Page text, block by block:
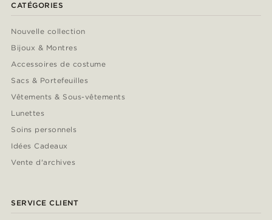
CATÉGORIES
Nouvelle collection
Bijoux & Montres
Accessoires de costume
Sacs & Portefeuilles
Vêtements & Sous-vêtements
Lunettes
Soins personnels
Idées Cadeaux
Vente d'archives
SERVICE CLIENT